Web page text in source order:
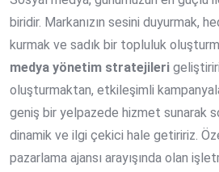
biridir. Markanızın sesini duyurmak,
kurmak ve sadık bir topluluk
medya yönetim stratejileri
oluşturmaktan, etkileşimli
geniş bir yelpazede hizmet sunarak
dinamik ve ilgi çekici hale getiririz.
pazarlama ajansı arayışında olan